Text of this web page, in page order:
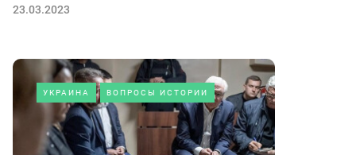
23.03.2023
УКРАИНА ВОПРОСЫ ИСТОРИИ